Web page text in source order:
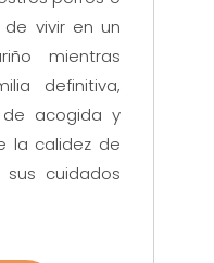
vivir en un
mientras
definitiva,
acogida y
la calidez de
cuidados